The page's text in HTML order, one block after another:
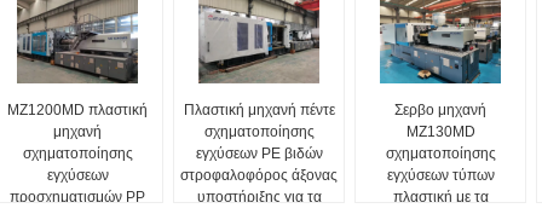
MZ1200MD πλαστική
μηχανή
σχηματοποίησης
εγχύσεων
προσχηματισμών PP
Πλαστική μηχανή πέντε
σχηματοποίησης
εγχύσεων PE βιδών
στροφαλοφόρος άξονας
υποστήριξης για τα
Σερβο μηχανή
MZ130MD
σχηματοποίησης
εγχύσεων τύπων
πλαστική με τα